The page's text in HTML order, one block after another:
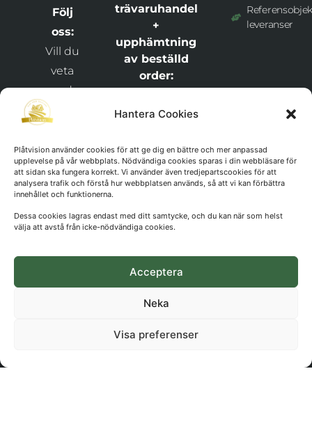
Hantera Cookies
Plåtvision använder cookies för att ge dig en bättre och mer anpassad
upplevelse på vår webbplats. Nödvändiga cookies sparas i din webbläsare för
att sidan ska fungera korrekt. Vi använder även tredjepartscookies för att
analysera trafik och förstå hur webbplatsen används, så att vi kan förbättra
innehållet och funktionerna.
Dessa cookies lagras endast med ditt samtycke, och du kan när som helst
välja att avstå från icke-nödvändiga cookies.
Acceptera
Neka
Visa preferenser
Följ
oss:
Vill du
veta
vad
som
hos
och
håll
uppdaterad
och
trävaruhandel
+
upphämtning
av beställd
order:
Dalbo
Bygghandel +
46269
Frändefors
911029-
leveranser